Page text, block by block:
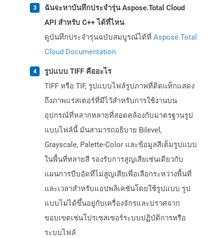
ฉันจะหาบันทึกประจำรุ่น Aspose.Total Cloud
API สำหรับ C++ ได้ที่ไหน
ดูบันทึกประจำรุ่นฉบับสมบูรณ์ได้ที่ Aspose.Total
Cloud Documentation
รูปแบบ TIFF คืออะไร
TIFF หรือ TIF, รูปแบบไฟล์รูปภาพที่ติดแท็กแสดง
ถึงภาพแรสเตอร์ที่มีไว้สำหรับการใช้งานบน
อุปกรณ์ที่หลากหลายที่สอดคล้องกับมาตรฐานรูป
แบบไฟล์นี้ มันสามารถอธิบาย Bilevel,
Grayscale, Palette-Color และข้อมูลสีเต็มรูปแบบ
ในพื้นที่หลายสี รองรับการสูญเสียเช่นเดียวกับ
แผนการบีบอัดที่ไม่สูญเสียเพื่อเลือกระหว่างพื้นที่
และเวลาสำหรับแอปพลิเคชันโดยใช้รูปแบบ รูป
แบบไม่ได้ขึ้นอยู่กับเครื่องจักรและปราศจาก
ขอบเขตเช่นโปรเซสเซอร์ระบบปฏิบัติการหรือ
ระบบไฟล์